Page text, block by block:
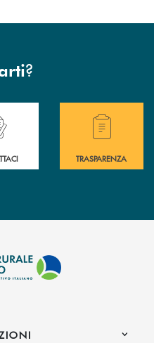
?
. di assistenza immediata?
Hai bisogno di
TRASPARENZA